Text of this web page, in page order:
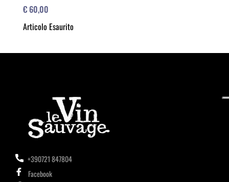
€ 60,00
Articolo Esaurito
+390721 847804
Facebook